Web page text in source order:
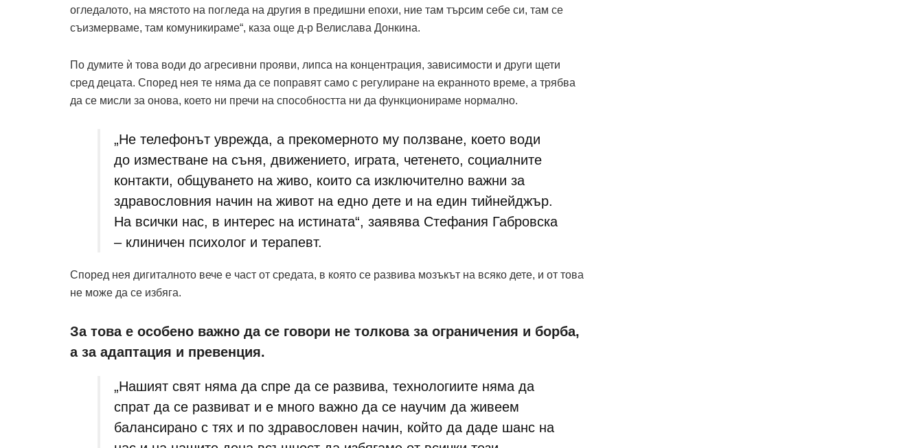
огледалото, на мястото на погледа на другия в предишни епохи, ние там търсим себе си, там се
съизмерваме, там комуникираме“, каза още д-р Велислава Донкина.
По думите ѝ това води до агресивни прояви, липса на концентрация, зависимости и други щети
сред децата. Според нея те няма да се поправят само с регулиране на екранното време, а трябва
да се мисли за онова, което ни пречи на способността ни да функционираме нормално.
„Не телефонът уврежда, а прекомерното му ползване, което води
до изместване на съня, движението, играта, четенето, социалните
контакти, общуването на живо, които са изключително важни за
здравословния начин на живот на едно дете и на един тийнейджър.
На всички нас, в интерес на истината“, заявява Стефания Габровска
– клиничен психолог и терапевт.
Според нея дигиталното вече е част от средата, в която се развива мозъкът на всяко дете, и от това
не може да се избяга.
За това е особено важно да се говори не толкова за ограничения и борба,
а за адаптация и превенция.
„Нашият свят няма да спре да се развива, технологиите няма да
спрат да се развиват и е много важно да се научим да живеем
балансирано с тях и по здравословен начин, който да даде шанс на